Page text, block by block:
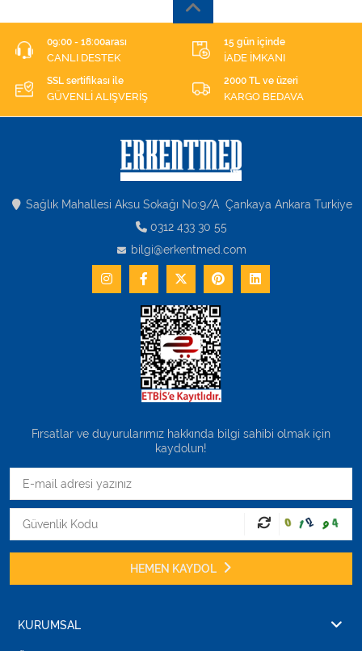
09:00 - 18:00arası
CANLI DESTEK
15 gün içinde
İADE İMKANI
SSL sertifikası ile
GÜVENLİ ALIŞVERİŞ
2000 TL ve üzeri
KARGO BEDAVA
Sağlık Mahallesi Aksu Sokağı No:9/A Çankaya Ankara Turkiye
0312 433 30 55
bilgi@erkentmed.com
Fırsatlar ve duyurularımız hakkında bilgi sahibi olmak için
kaydolun!
HEMEN KAYDOL
KURUMSAL